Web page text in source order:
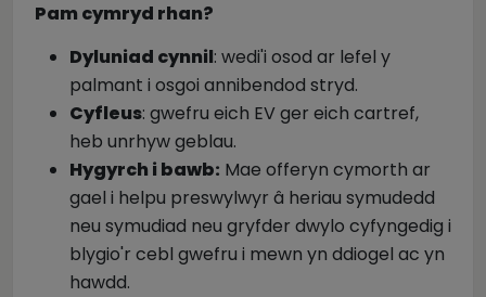
Pam cymryd rhan?
Dyluniad cynnil: wedi'i osod ar lefel y
palmant i osgoi annibendod stryd.
Cyfleus: gwefru eich EV ger eich cartref,
heb unrhyw geblau.
Hygyrch i bawb: Mae offeryn cymorth ar
gael i helpu preswylwyr â heriau symudedd
neu symudiad neu gryfder dwylo cyfyngedig i
blygio'r cebl gwefru i mewn yn ddiogel ac yn
hawdd.